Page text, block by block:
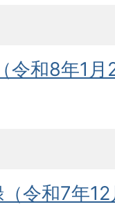
令和8年1
令和7年